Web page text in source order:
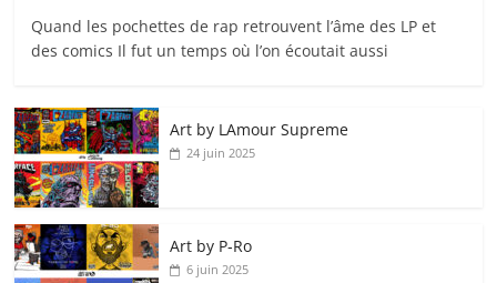
Quand les pochettes de rap retrouvent l’âme des LP et
des comics Il fut un temps où l’on écoutait aussi
Art by LAmour Supreme
24 juin 2025
Art by P‑Ro
6 juin 2025